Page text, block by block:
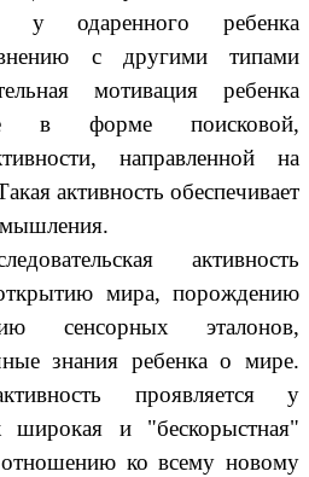
у одаренного ребенка
с другими типами
мотивация ребенка
в форме поисковой,
направленной на
активность обеспечивает
активность
мира, порождению
сенсорных эталонов,
знания ребенка о мире.
проявляется у
широкая и "бескорыстная"
отношению ко всему новому